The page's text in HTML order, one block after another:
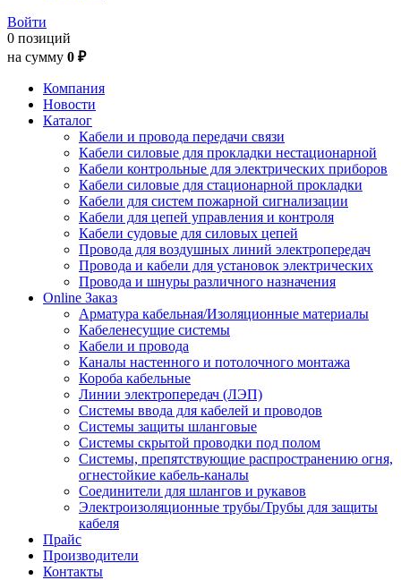
Войти
0 позиций
на сумму 0 ₽
Компания
Новости
Каталог
Кабели и провода передачи связи
Кабели силовые для прокладки нестационарной
Кабели контрольные для электрических приборов
Кабели силовые для стационарной прокладки
Кабели для систем пожарной сигнализации
Кабели для цепей управления и контроля
Кабели судовые для силовых цепей
Провода для воздушных линий электропередач
Провода и кабели для установок электрических
Провода и шнуры различного назначения
Online Заказ
Арматура кабельная/Изоляционные материалы
Кабеленесущие системы
Кабели и провода
Каналы настенного и потолочного монтажа
Короба кабельные
Линии электропередач (ЛЭП)
Системы ввода для кабелей и проводов
Системы защиты шланговые
Системы скрытой проводки под полом
Системы, препятствующие распространению огня,
огнестойкие кабель-каналы
Соединители для шлангов и рукавов
Электроизоляционные трубы/Трубы для защиты
кабеля
Прайс
Производители
Контакты